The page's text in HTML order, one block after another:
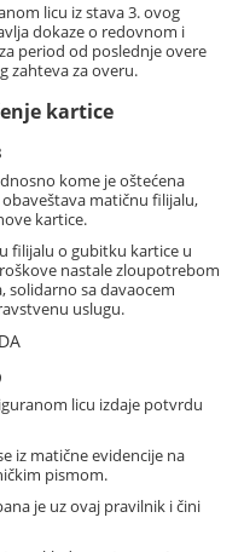
licu iz stava 3. ovog
dokaze o redovnom i
period od poslednje overe
zahteva za overu.
kartice
kome je oštećena
matičnu filijalu,
kartice.
filijalu o gubitku kartice u
nastale zloupotrebom
solidarno sa davaocem
uslugu.
licu izdaje potvrdu
iz matične evidencije na
pismom.
je uz ovaj pravilnik i čini